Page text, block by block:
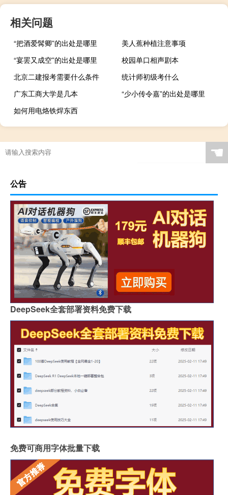
相关问题
“把酒爱髯卿”的出处是哪里
美人蕉种植注意事项
“宴罢又成空”的出处是哪里
校园单口相声剧本
北京二建报考需要什么条件
统计师初级考什么
广东工商大学是几本
“少小传令嘉”的出处是哪里
如何用电烙铁焊东西
☚
公告
DeepSeek全套部署资料免费下载
免费可商用字体批量下载